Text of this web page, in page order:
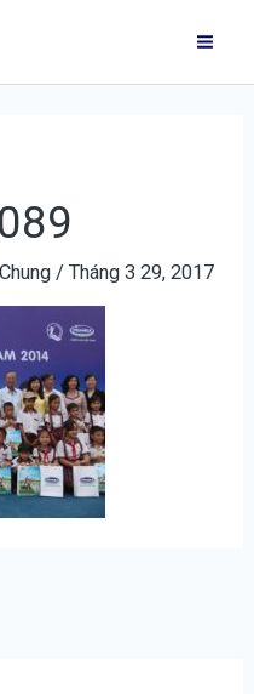
/Tháng 3 29, 2017